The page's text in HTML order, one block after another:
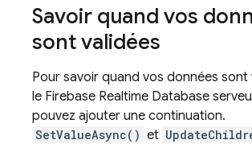
Savoir quand vos
sont validées
Pour savoir quand vos données sont
le Firebase Realtime Database
pouvez ajouter une continuation.
SetValueAsync() et